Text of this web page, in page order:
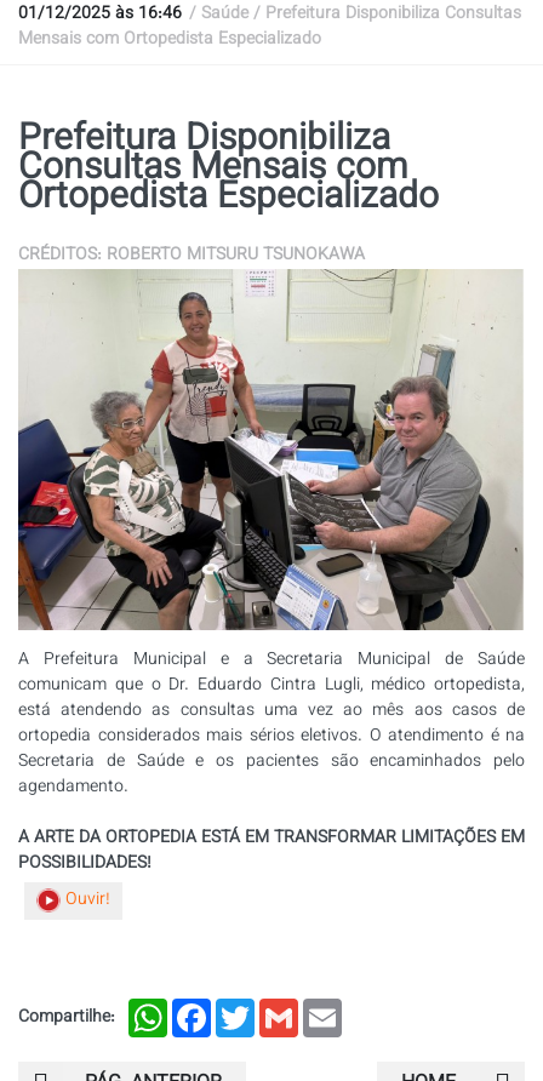
01/12/2025 às 16:46 / Saúde / Prefeitura Disponibiliza Consultas
Mensais com Ortopedista Especializado
Prefeitura Disponibiliza
Consultas Mensais com
Ortopedista Especializado
CRÉDITOS: ROBERTO MITSURU TSUNOKAWA
A Prefeitura Municipal e a Secretaria Municipal de Saúde
comunicam que o Dr. Eduardo Cintra Lugli, médico ortopedista,
está atendendo as consultas uma vez ao mês aos casos de
ortopedia considerados mais sérios eletivos. O atendimento é na
Secretaria de Saúde e os pacientes são encaminhados pelo
agendamento.
A ARTE DA ORTOPEDIA ESTÁ EM TRANSFORMAR LIMITAÇÕES EM
POSSIBILIDADES!
Ouvir!
Compartilhe: WhatsAppFacebookTwitterGmail